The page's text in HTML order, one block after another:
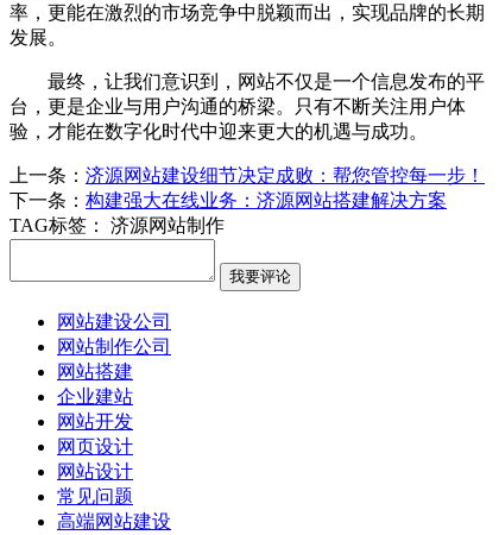
率，更能在激烈的市场竞争中脱颖而出，实现品牌的长期
发展。
最终，让我们意识到，网站不仅是一个信息发布的平
台，更是企业与用户沟通的桥梁。只有不断关注用户体
验，才能在数字化时代中迎来更大的机遇与成功。
上一条： 济源网站建设细节决定成败：帮您管控每一步！
下一条： 构建强大在线业务：济源网站搭建解决方案
TAG标签：
济源网站制作
网站建设公司
网站制作公司
网站搭建
企业建站
网站开发
网页设计
网站设计
常见问题
高端网站建设